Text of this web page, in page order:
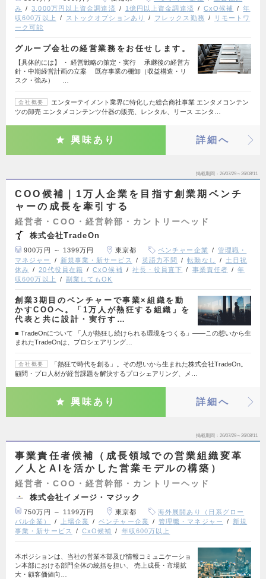
み
3,000万円以上資金調達済 1億円以上資金調達済 CxO候補
年
収600万以上
ストックオプションあり フレックス勤務
リモートワ
ーク可能
グループ会社の経営業務をお任せします。
【具体的には】 ・ 経営戦略の策定・実行 承継後の経営方
針・中期経営計画の立案 既存事業の棚卸（収益構造・リ
スク・強み） …
会社概要
エンターテイメント業界に特化した総合商社事業 エンタメコンテン
ツの卸売 エンタメコンテンツ什器の販売、レンタル、リース エンタ…
興味あり 詳細へ
掲載期間 26/07/29～26/08/11
COO候補｜1万人企業を目指す創業期ベンチ
ャーの成長を牽引する
経営者・COO・経営幹部・カントリーヘッド
株式会社TradeOn
900万円 ～ 1399万円 東京都 ベンチャー企業
管理職・
マネジャー
新規事業・新サービス 英語力不問 転勤なし
土日祝
休み
20代役員在籍 CxO候補 社長・役員直下 事業責任者
年
収600万以上
副業してもOK
創業3期目のベンチャーで事業×組織を動
かすCOOへ。「1万人が熱狂する組織」を
代表と共に設計・実行す…
■ TradeOnについて 「人が熱狂し続けられる環境をつくる」——この想いから生
まれたTradeOnは、プロシェアリング…
会社概要
「熱狂で時代を創る」。その想いから生まれた株式会社TradeOn。
顧問・プロ人材が経営課題を解決するプロシェアリング、メ…
興味あり 詳細へ
掲載期間 26/07/29～26/08/11
事業責任者候補（成長領域での営業組織変革
／人とAIを活かした営業モデルの構築）
経営者・COO・経営幹部・カントリーヘッド
株式会社イメージ・マジック
750万円 ～ 1199万円 東京都
海外展開あり（日系グロー
バル企業）
上場企業 ベンチャー企業 管理職・マネジャー
新規
事業・新サービス
CxO候補 年収600万以上
本ポジションは、当社の営業本部及び情報コミュニケーショ
ン本部における部門全体の統括を担い、 売上成長・市場拡
大・顧客価値向…